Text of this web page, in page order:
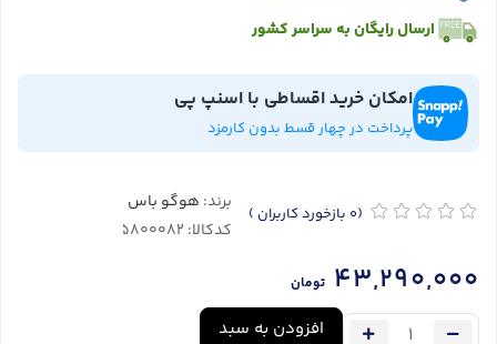
ارسال رایگان به سراسر کشور
امکان خرید اقساطی با اسنپ پی
پرداخت در چهار قسط بدون کارمزد
(0 بازخورد کاربران ) برند: هوگو باس
کدکالا:
43,290,000 تومان
افزودن به سبد